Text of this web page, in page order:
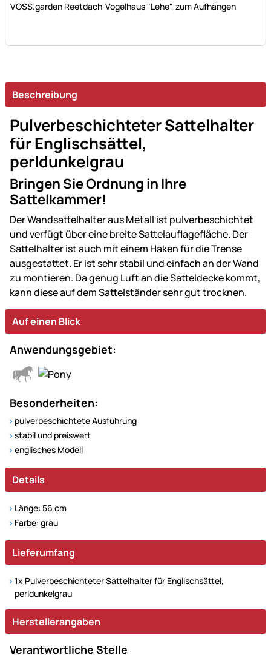
VOSS.garden Reetdach-Vogelhaus "Lehe", zum Aufhängen
Beschreibung
Pulverbeschichteter Sattelhalter
für Englischsättel,
perldunkelgrau
Bringen Sie Ordnung in Ihre
Sattelkammer!
Der Wandsattelhalter aus Metall ist pulverbeschichtet
und verfügt über eine breite Sattelauflagefläche. Der
Sattelhalter ist auch mit einem Haken für die Trense
ausgestattet. Er ist sehr stabil und einfach an der Wand
zu montieren. Da genug Luft an die Satteldecke kommt,
kann diese auf dem Sattelständer sehr gut trocknen.
Auf einen Blick
Anwendungsgebiet:
Besonderheiten:
pulverbeschichtete Ausführung
stabil und preiswert
englisches Modell
Details
Länge: 56 cm
Farbe: grau
Lieferumfang
1x Pulverbeschichteter Sattelhalter für Englischsättel,
perldunkelgrau
Herstellerangaben
Verantwortliche Stelle